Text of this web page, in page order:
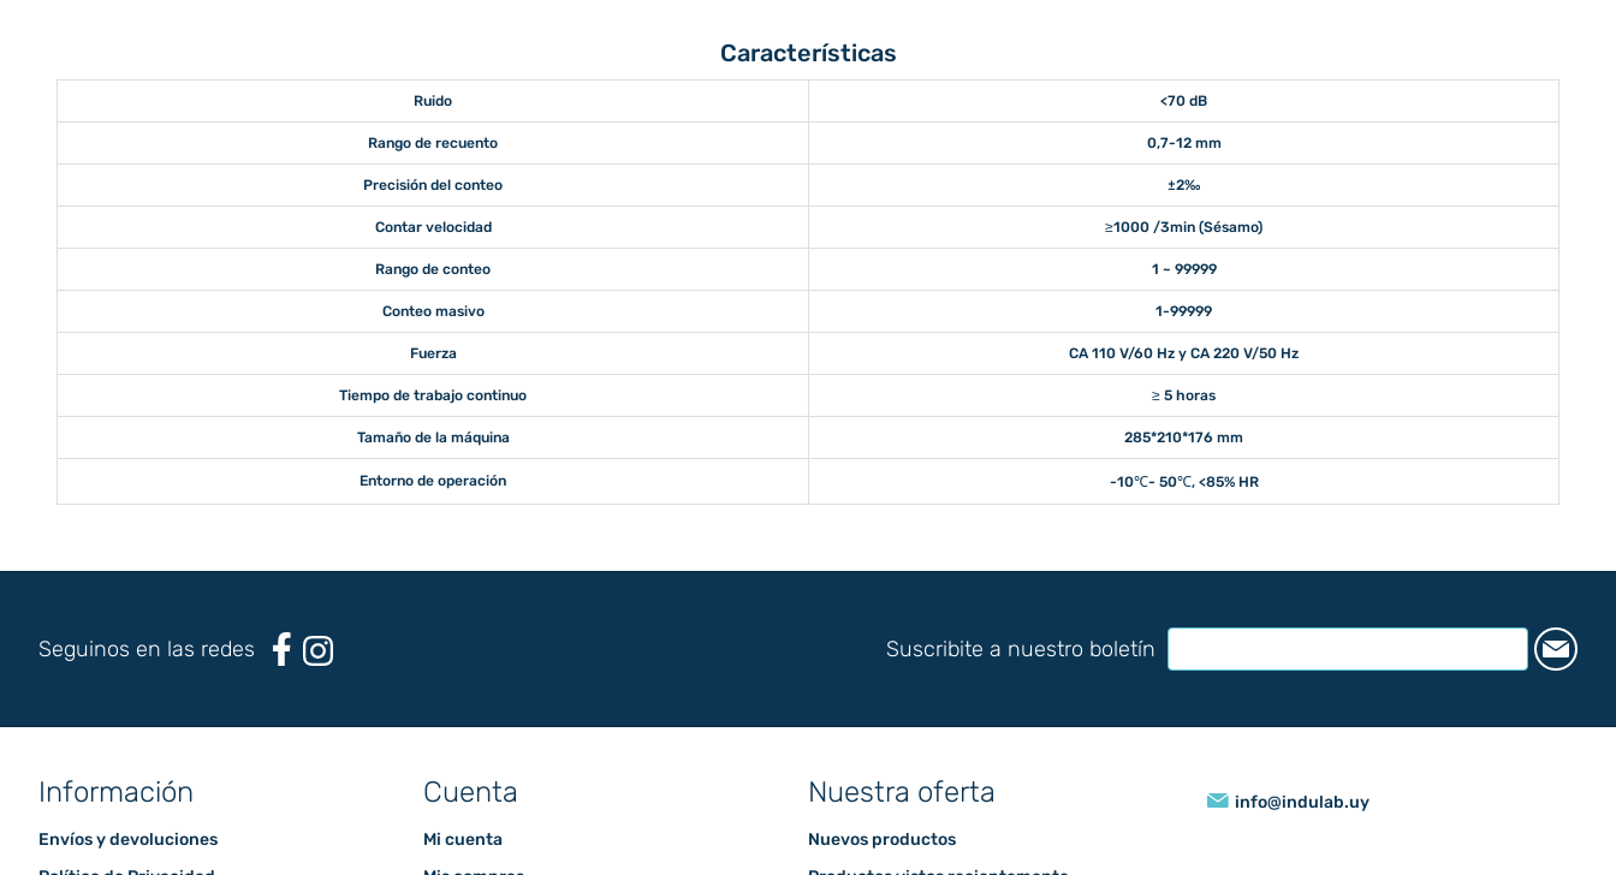
Características
Ruido <70 dB
Rango de recuento 0,7-12 mm
Precisión del conteo ±2‰
Contar velocidad ≥1000 /3min (Sésamo)
Rango de conteo 1 ~ 99999
Conteo masivo 1-99999
Fuerza CA 110 V/60 Hz y CA 220 V/50 Hz
Tiempo de trabajo continuo ≥ 5 horas
Tamaño de la máquina 285*210*176 mm
Entorno de operación -10℃- 50℃, <85% HR
Seguinos en las redes Suscribite a nuestro boletín
Información
Envíos y devoluciones
Cuenta
Mi cuenta
Nuestra oferta
Nuevos productos
info@indulab.uy